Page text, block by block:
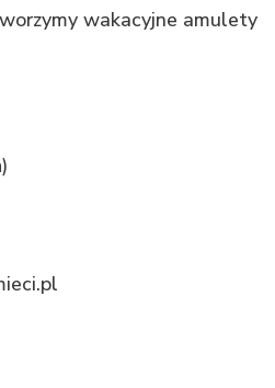
wakacyjne amulety